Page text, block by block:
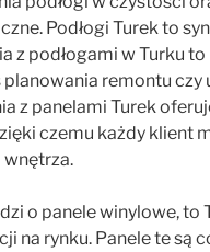
Podłogi Turek to
z podłogami w Turku
remontu czy
z panelami Turek
czemu każdy klient
o panele winylowe, to
na rynku. Panele te są